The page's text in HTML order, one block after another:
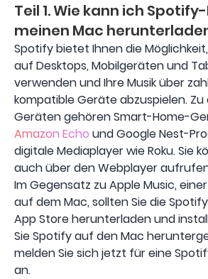
Teil 1. Wie kann ich
meinen Mac
Spotify bietet Ihnen die
auf Desktops, Mobilgeräten und
verwenden und Ihre Musik über
kompatible Geräte abzuspielen.
Geräten gehören Smart-Home-
Amazon Echo und Google Nest-
digitale Mediaplayer wie Roku. Sie
auch über den Webplayer
Im Gegensatz zu Apple Music,
auf dem Mac, sollten Sie die
App Store herunterladen und
Sie Spotify auf den Mac
melden Sie sich jetzt für eine
an.